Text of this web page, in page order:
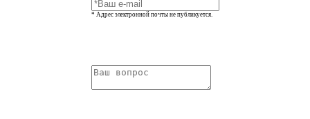
* Адрес электронной почты не публикуется.